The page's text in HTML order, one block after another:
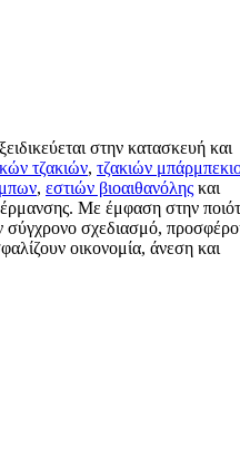
στην κατασκευή και
τζακιών, τζακιών
, εστιών βιοαιθανόλης και
Με έμφαση στην
σύγχρονο σχεδιασμό,
οικονομία, άνεση και